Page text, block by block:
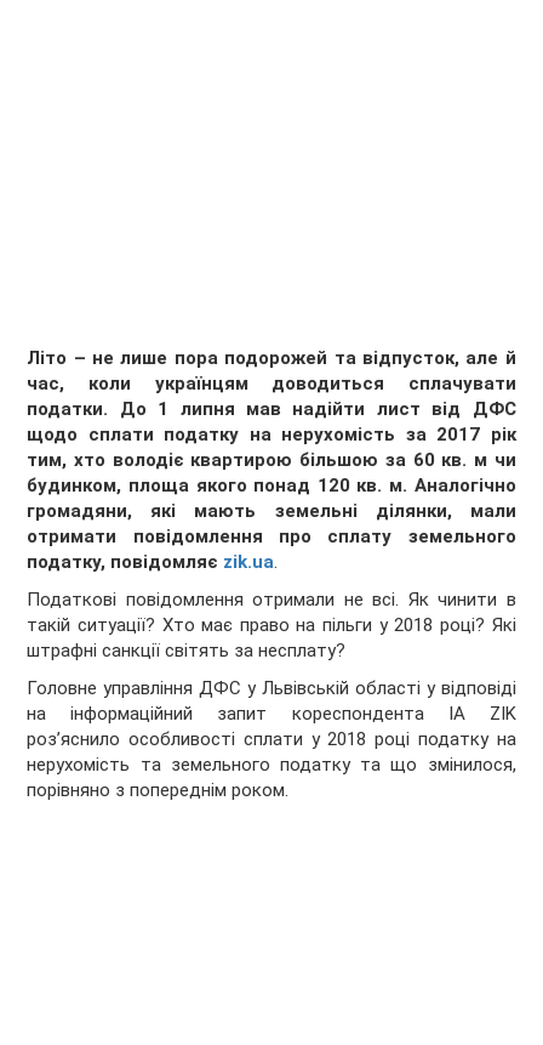
Літо – не лише пора подорожей та відпусток, але й
час, коли українцям доводиться сплачувати
податки. До 1 липня мав надійти лист від ДФС
щодо сплати податку на нерухомість за 2017 рік
тим, хто володіє квартирою більшою за 60 кв. м чи
будинком, площа якого понад 120 кв. м. Аналогічно
громадяни, які мають земельні ділянки, мали
отримати повідомлення про сплату земельного
податку, повідомляє zik.ua.
Податкові повідомлення отримали не всі. Як чинити в
такій ситуації? Хто має право на пільги у 2018 році? Які
штрафні санкції світять за несплату?
Головне управління ДФС у Львівській області у відповіді
на інформаційний запит кореспондента IA ZIK
роз’яснило особливості сплати у 2018 році податку на
нерухомість та земельного податку та що змінилося,
порівняно з попереднім роком.